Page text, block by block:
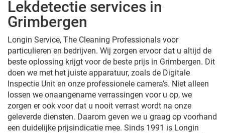
Lekdetectie services in
Grimbergen
Longin Service, The Cleaning Professionals voor
particulieren en bedrijven. Wij zorgen ervoor dat u altijd de
beste oplossing krijgt voor de beste prijs in Grimbergen. Dit
doen we met het juiste apparatuur, zoals de Digitale
Inspectie Unit en onze professionele camera’s. Niet alleen
lossen we onaangename verrassingen voor u op, we
zorgen er ook voor dat u nooit verrast wordt na onze
geleverde diensten. Daarom geven we u graag op voorhand
een duidelijke prijsindicatie mee. Sinds 1991 is Longin